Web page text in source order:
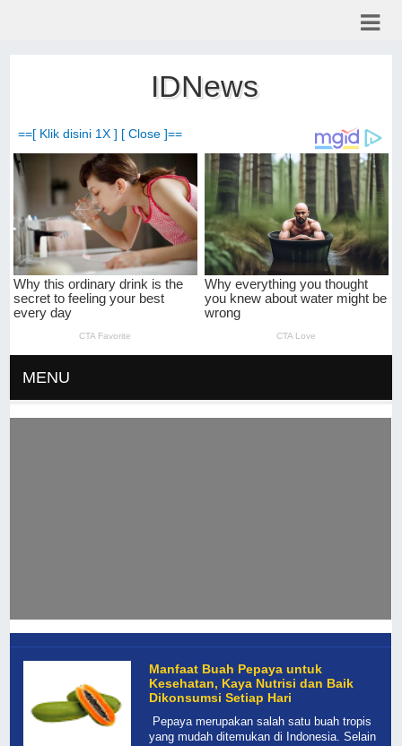
IDNews
MENU
Manfaat Buah Pepaya untuk
Kesehatan, Kaya Nutrisi dan Baik
Dikonsumsi Setiap Hari
Pepaya merupakan salah satu buah tropis
yang mudah ditemukan di Indonesia. Selain
==[ Klik disini 1X ] [ Close ]==